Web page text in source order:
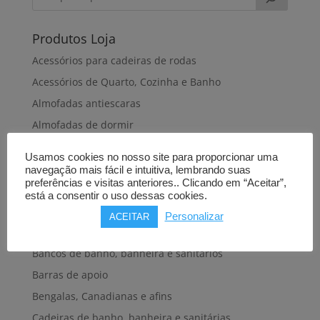
Produtos Loja
Acessórios para cadeiras de rodas
Acessórios de Quarto, Cozinha e Banho
Almofadas antiescaras
Almofadas de dormir
Alteadores de sanita
Andadeiras, Andarilhos
Apoios de braços
Babetes, Batas, Aventais, Fatos
Bancos de banho, banheira e sanitários
Barras de apoio
Bengalas, Canadianas e afins
Cadeiras de banho, banheira e sanitárias
Usamos cookies no nosso site para proporcionar uma
navegação mais fácil e intuitiva, lembrando suas
preferências e visitas anteriores.. Clicando em “Aceitar”,
está a consentir o uso dessas cookies.
ACEITAR Personalizar